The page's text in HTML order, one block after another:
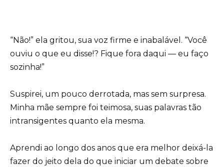
“Não!” ela gritou, sua voz firme e inabalável. “Você
ouviu o que eu disse!? Fique fora daqui — eu faço
sozinha!”
Suspirei, um pouco derrotada, mas sem surpresa.
Minha mãe sempre foi teimosa, suas palavras tão
intransigentes quanto ela mesma.
Aprendi ao longo dos anos que era melhor deixá-la
fazer do jeito dela do que iniciar um debate sobre